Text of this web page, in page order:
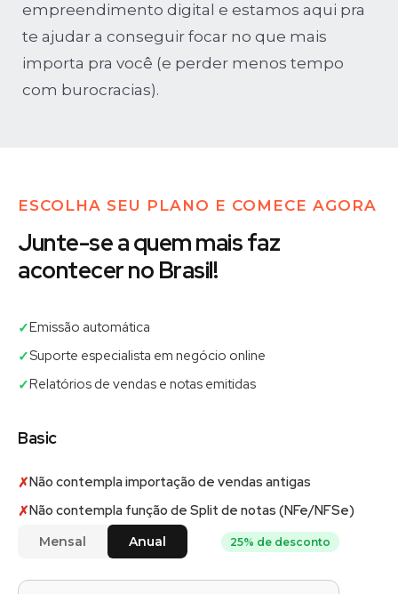
empreendimento digital e estamos aqui pra
te ajudar a conseguir focar no que mais
importa pra você (e perder menos tempo
com burocracias).
ESCOLHA SEU PLANO E COMECE AGORA
Junte-se a quem mais faz
acontecer no Brasil!
✓Emissão automática
✓Suporte especialista em negócio online
✓Relatórios de vendas e notas emitidas
Basic
✗Não contempla importação de vendas antigas
✗Não contempla função de Split de notas (NFe/NFSe)
Mensal Anual 25% de desconto